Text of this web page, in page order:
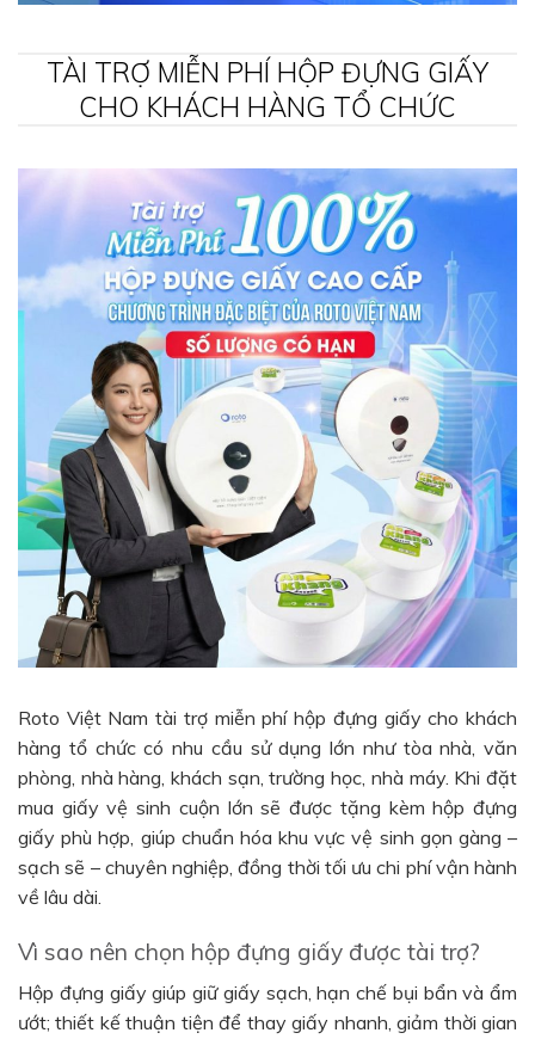
TÀI TRỢ MIỄN PHÍ HỘP ĐỰNG GIẤY
CHO KHÁCH HÀNG TỔ CHỨC
Roto Việt Nam tài trợ miễn phí hộp đựng giấy cho khách
hàng tổ chức có nhu cầu sử dụng lớn như tòa nhà, văn
phòng, nhà hàng, khách sạn, trường học, nhà máy. Khi đặt
mua giấy vệ sinh cuộn lớn sẽ được tặng kèm hộp đựng
giấy phù hợp, giúp chuẩn hóa khu vực vệ sinh gọn gàng –
sạch sẽ – chuyên nghiệp, đồng thời tối ưu chi phí vận hành
về lâu dài.
Vì sao nên chọn hộp đựng giấy được tài trợ?
Hộp đựng giấy giúp giữ giấy sạch, hạn chế bụi bẩn và ẩm
ướt; thiết kế thuận tiện để thay giấy nhanh, giảm thời gian